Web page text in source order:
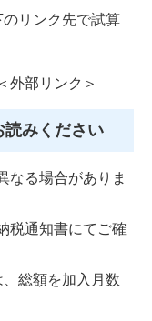
リンク先で試算
＜外部リンク＞
読みください
なる場合がありま
通知書にてご確
総額を加入月数